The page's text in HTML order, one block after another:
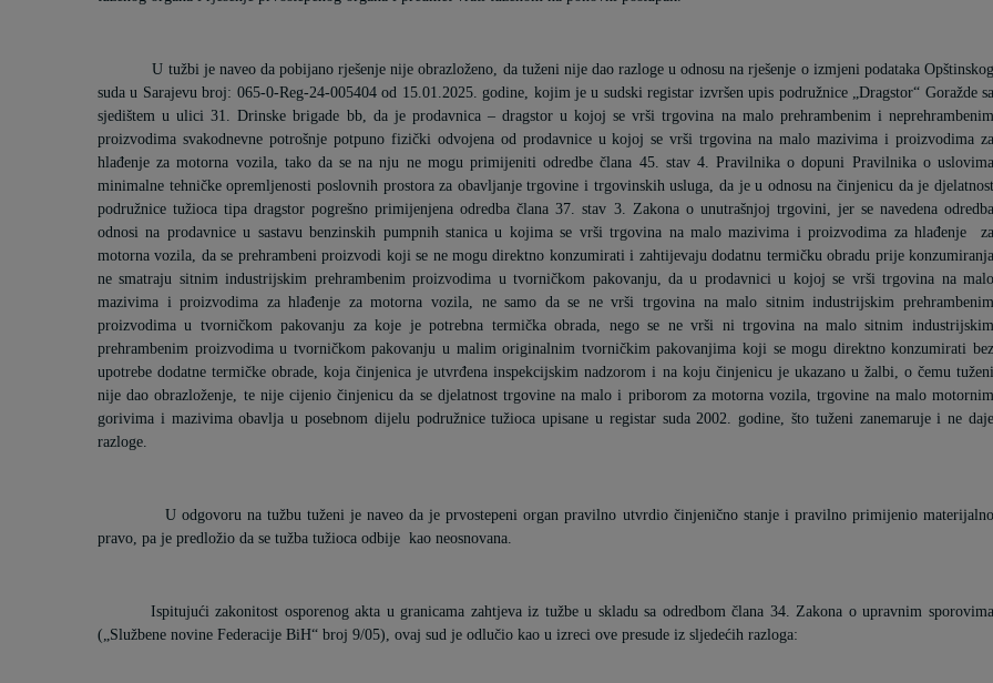
U tužbi je naveo da pobijano rješenje nije obrazloženo, da tuženi nije dao razloge u odnosu na rješenje o izmjeni podataka Opštinskog
suda u Sarajevu broj: 065-0-Reg-24-005404 od 15.01.2025. godine, kojim je u sudski registar izvršen upis podružnice „Dragstor“ Goražde sa
sjedištem u ulici 31. Drinske brigade bb, da je prodavnica – dragstor u kojoj se vrši trgovina na malo prehrambenim i neprehrambenim
proizvodima svakodnevne potrošnje potpuno fizički odvojena od prodavnice u kojoj se vrši trgovina na malo mazivima i proizvodima za
hlađenje za motorna vozila, tako da se na nju ne mogu primijeniti odredbe člana 45. stav 4. Pravilnika o dopuni Pravilnika o uslovima
minimalne tehničke opremljenosti poslovnih prostora za obavljanje trgovine i trgovinskih usluga, da je u odnosu na činjenicu da je djelatnost
podružnice tužioca tipa dragstor pogrešno primijenjena odredba člana 37. stav 3. Zakona o unutrašnjoj trgovini, jer se navedena odredba
odnosi na prodavnice u sastavu benzinskih pumpnih stanica u kojima se vrši trgovina na malo mazivima i proizvodima za hlađenje
za
motorna vozila, da se prehrambeni proizvodi koji se ne mogu direktno konzumirati i zahtijevaju dodatnu termičku obradu prije konzumiranja
ne smatraju sitnim industrijskim prehrambenim proizvodima u tvorničkom pakovanju, da u prodavnici u kojoj se vrši trgovina na malo
mazivima i proizvodima za hlađenje za motorna vozila, ne samo da se ne vrši trgovina na malo sitnim industrijskim prehrambenim
proizvodima u tvorničkom pakovanju za koje je potrebna termička obrada, nego se ne vrši ni trgovina na malo sitnim industrijskim
prehrambenim proizvodima u tvorničkom pakovanju u malim originalnim tvorničkim pakovanjima koji se mogu direktno konzumirati bez
upotrebe dodatne termičke obrade, koja činjenica je utvrđena inspekcijskim nadzorom i na koju činjenicu je ukazano u žalbi, o čemu tuženi
nije dao obrazloženje, te nije cijenio činjenicu da se djelatnost trgovine na malo i priborom za motorna vozila, trgovine na malo motornim
gorivima i mazivima obavlja u posebnom dijelu podružnice tužioca upisane u registar suda 2002. godine, što tuženi zanemaruje i ne daje
razloge.
U odgovoru na tužbu tuženi je naveo da je prvostepeni organ pravilno utvrdio činjenično stanje i pravilno primijenio materijalno
pravo, pa je predložio da se tužba tužioca odbije kao neosnovana.
Ispitujući zakonitost osporenog akta u granicama zahtjeva iz tužbe u skladu sa odredbom člana 34. Zakona o upravnim sporovima
(„Službene novine Federacije BiH“ broj 9/05), ovaj sud je odlučio kao u izreci ove presude iz sljedećih razloga: